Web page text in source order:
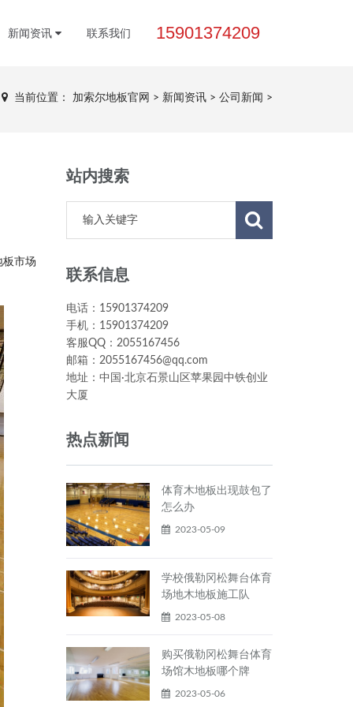
新闻资讯 联系我们 15901374209
当前位置： 加索尔地板官网 > 新闻资讯 > 公司新闻 >
板市场
站内搜索
联系信息
电话：15901374209
手机：15901374209
客服QQ：2055167456
邮箱：2055167456@qq.com
地址：中国·北京石景山区苹果园中铁创业
大厦
热点新闻
体育木地板出现鼓包了
怎么办
2023-05-09
学校俄勒冈松舞台体育
场地木地板施工队
2023-05-08
购买俄勒冈松舞台体育
场馆木地板哪个牌
2023-05-06